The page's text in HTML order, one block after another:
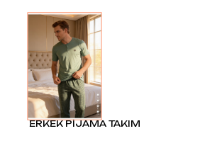
ERKEK PİJAMA TAKIM